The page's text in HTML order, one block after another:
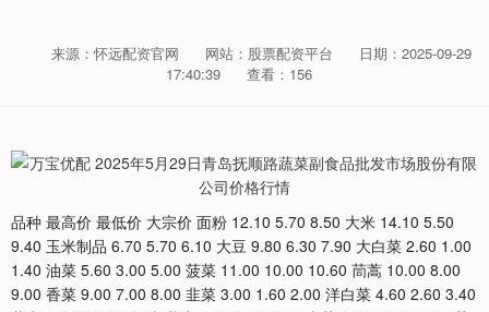
来源：怀远配资官网 网站：股票配资平台
日期：2025-09-29
17:40:39
查看：156
品种 最高价 最低价 大宗价 面粉 12.10 5.70 8.50 大米 14.10 5.50
9.40 玉米制品 6.70 5.70 6.10 大豆 9.80 6.30 7.90 大白菜 2.60 1.00
1.40 油菜 5.60 3.00 5.00 菠菜 11.00 10.00 10.60 茼蒿 10.00 8.00
9.00 香菜 9.00 7.00 8.00 韭菜 3.00 1.60 2.00 洋白菜 4.60 2.60 3.40